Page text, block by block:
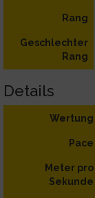
Rang
Geschlechter
Rang
Details
Wertung
Pace
Meter pro
Sekunde